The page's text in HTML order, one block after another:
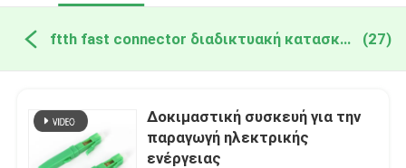
ftth fast connector διαδικτυακή κατασκευή (27)
Δοκιμαστική συσκευή για την
παραγωγή ηλεκτρικής
ενέργειας